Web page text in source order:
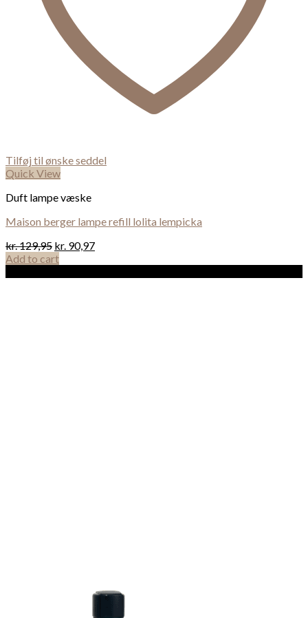
Tilføj til ønske seddel
Quick View
Duft lampe væske
Maison berger lampe refill lolita lempicka
kr.129,95 kr. 90,97
Add to cart